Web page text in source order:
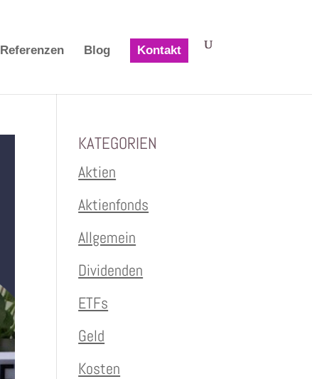
Referenzen Blog Kontakt
KATEGORIEN
Aktien
Aktienfonds
Allgemein
Dividenden
ETFs
Geld
Kosten